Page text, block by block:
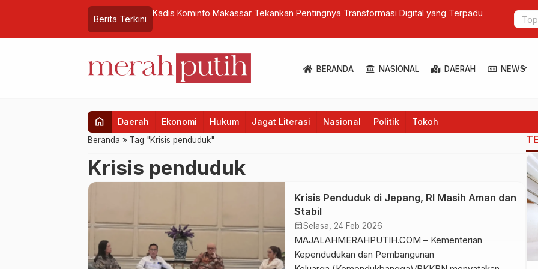
Berita Terkini
Kadis Kominfo Makassar Tekankan Pentingnya Transformasi Digital yang Terpadu
Prabowo
Polemik
BERANDA NASIONAL DAERAH NEWS
expand_more
home Daerah Ekonomi Hukum Jagat Literasi Nasional Politik Tokoh
Beranda » Tag "Krisis penduduk"
Krisis penduduk
Krisis Penduduk di Jepang, RI Masih Aman dan
Stabil
calendar_monthSelasa, 24 Feb 2026
MAJALAHMERAHPUTIH.COM – Kementerian
Kependudukan dan Pembangunan